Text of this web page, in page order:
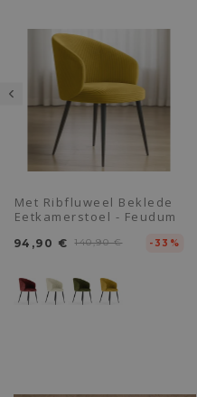
Met Ribfluweel Beklede
Eetkamerstoel - Feudum
94,90 € 140,90 € -33%